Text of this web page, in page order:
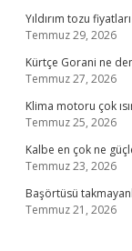
Yıldırım tozu
Temmuz 29, 2026
Kürtçe Gorani ne
Temmuz 27, 2026
Klima motoru çok
Temmuz 25, 2026
Kalbe en çok ne
Temmuz 23, 2026
Başörtüsü
Temmuz 21, 2026